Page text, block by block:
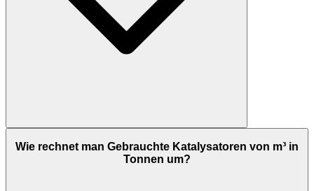
Wie rechnet man Gebrauchte Katalysatoren von m³ in
Tonnen um?